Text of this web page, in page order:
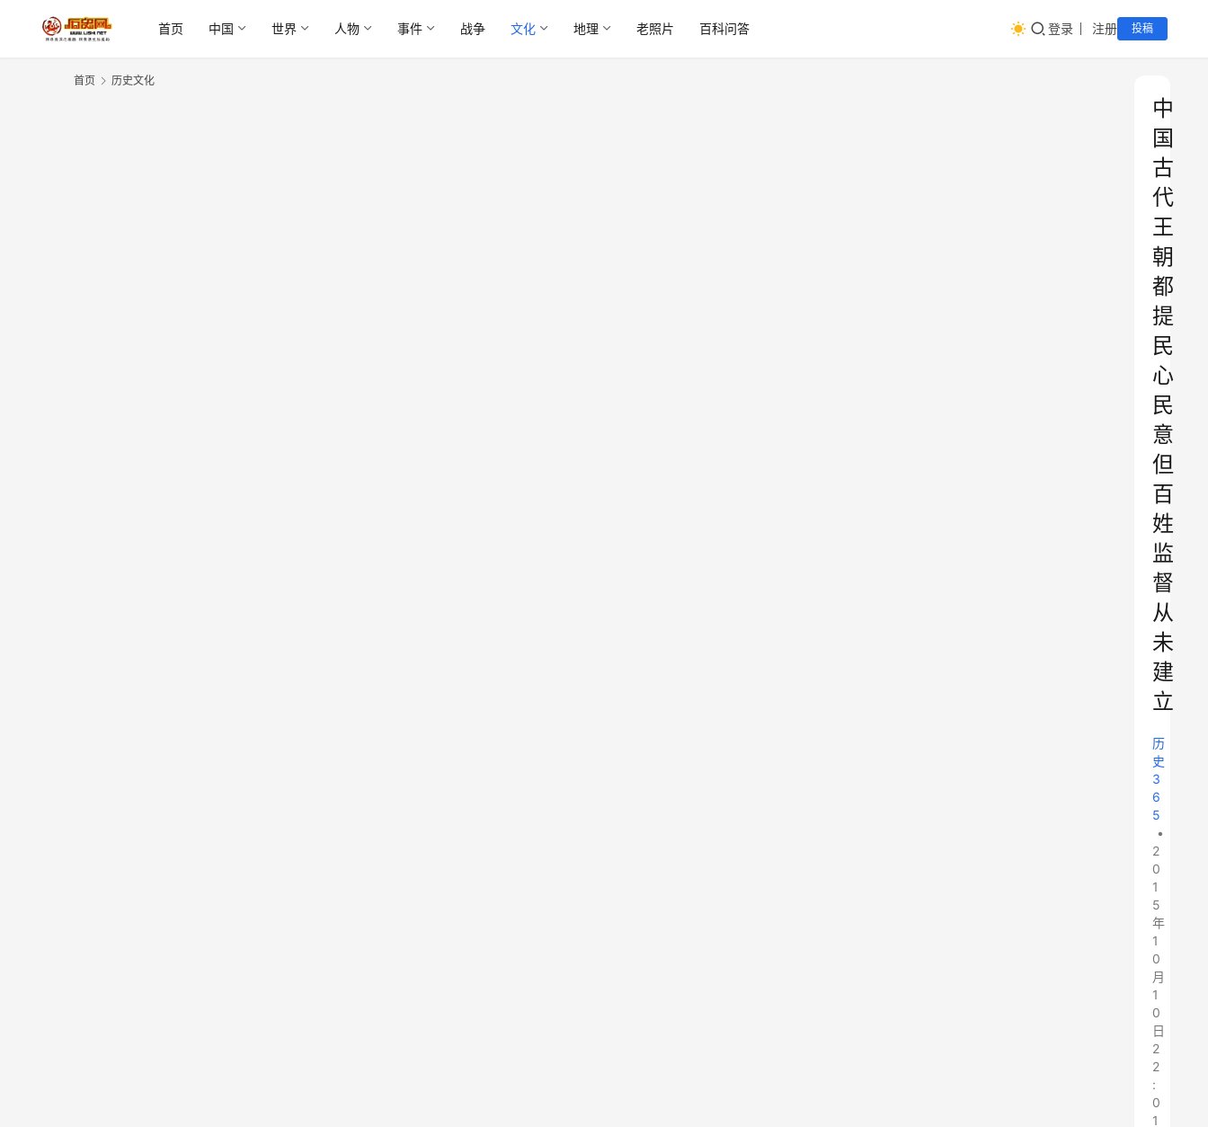
首页 中国 世界 人物 事件 战争 文化 地理 老照片 百科问答 登录 注册 投稿
首页 历史文化
中
国
古
代
王
朝
都
提
民
心
民
意
但
百
姓
监
督
从
未
建
立
历
史
3
6
5
•
2
0
1
5
年
1
0
月
1
0
日
2
2
:
0
1